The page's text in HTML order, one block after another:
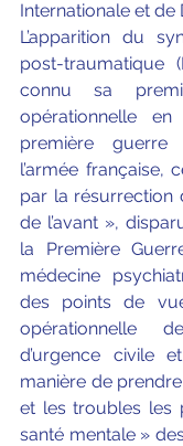
Internationale et de
L’apparition du
post-traumatique
connu sa
opérationnelle
première
l’armée française,
par la résurrection
de l’avant »,
la Première
médecine
des points de
opérationnelle
d’urgence civile
manière de
et les troubles les
santé mentale »